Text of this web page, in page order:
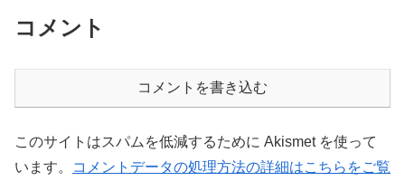
コメント
コメントを書き込む
このサイトはスパムを低減するために Akismet を使って
います。
コメントデータの処理方法の詳細はこちらをご覧